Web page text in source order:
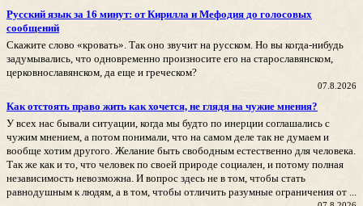
Русский язык за 16 минут: от Кирилла и Мефодия до голосовых
сообщений
Скажите слово «кровать». Так оно звучит на русском. Но вы когда-нибудь
задумывались, что одновременно произносите его на старославянском,
церковнославянском, да еще и греческом?
07.8.2026
Как отстоять право жить как хочется, не глядя на чужие мнения?
У всех нас бывали ситуации, когда мы будто по инерции соглашались с
чужим мнением, а потом понимали, что на самом деле так не думаем и
вообще хотим другого. Желание быть свободным естественно для человека.
Так же как и то, что человек по своей природе социален, и потому полная
независимость невозможна. И вопрос здесь не в том, чтобы стать
равнодушным к людям, а в том, чтобы отличить разумные ограничения от ...